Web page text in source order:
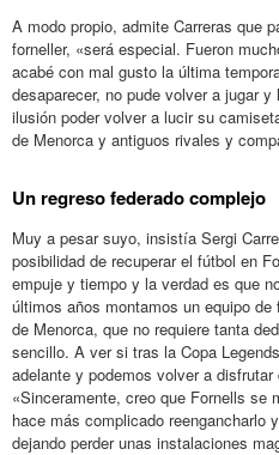
A modo propio, admite Carreras que
forneller, «será especial. Fueron
acabé con mal gusto la última
desaparecer, no pude volver a jugar
ilusión poder volver a lucir su
de Menorca y antiguos rivales y
Un regreso federado complejo
Muy a pesar suyo, insistía Sergi
posibilidad de recuperar el fútbol en
empuje y tiempo y la verdad es que
últimos años montamos un equipo
de Menorca, que no requiere tanta
sencillo. A ver si tras la Copa
adelante y podemos volver a
«Sinceramente, creo que Fornells se
hace más complicado reengancharlo
dejando perder unas instalaciones